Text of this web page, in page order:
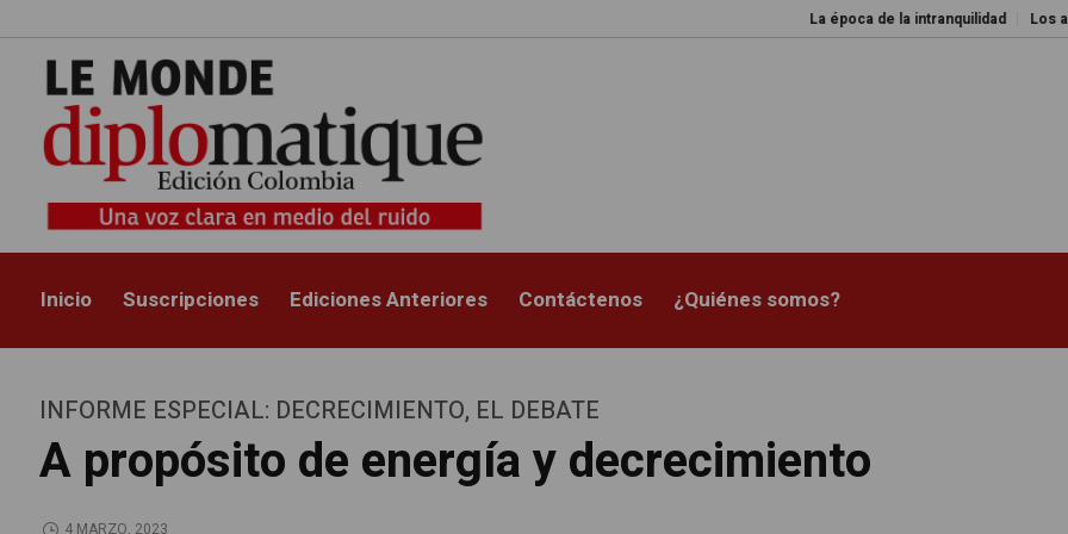
La época de la intranquilidad Los amos del
Inicio Suscripciones Ediciones Anteriores Contáctenos ¿Quiénes somos?
INFORME ESPECIAL: DECRECIMIENTO, EL DEBATE
A propósito de energía y decrecimiento
4 MARZO, 2023